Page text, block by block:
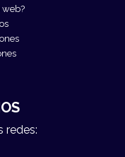
web?
redes: